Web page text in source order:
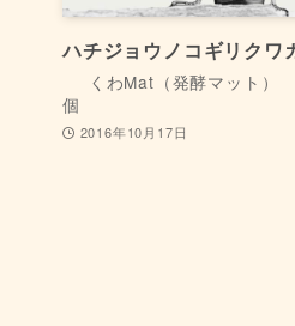
ハチジョウノコギリクワ
くわMat（発酵マット）
個
2016年10月17日